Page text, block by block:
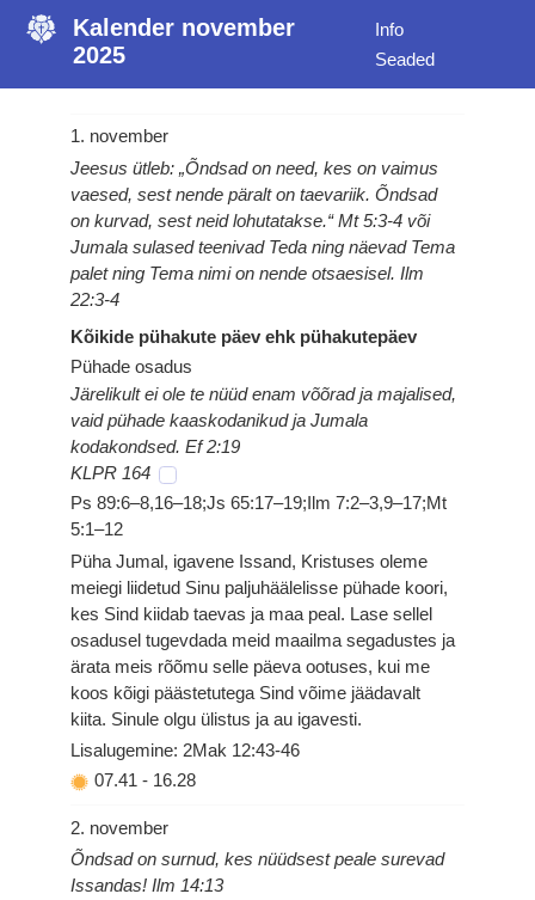
Kalender november
2025
Info
Seaded
1. november
Jeesus ütleb: „Õndsad on need, kes on vaimus
vaesed, sest nende päralt on taevariik. Õndsad
on kurvad, sest neid lohutatakse.“ Mt 5:3-4 või
Jumala sulased teenivad Teda ning näevad Tema
palet ning Tema nimi on nende otsaesisel. Ilm
22:3-4
Kõikide pühakute päev ehk pühakutepäev
Pühade osadus
Järelikult ei ole te nüüd enam võõrad ja majalised,
vaid pühade kaaskodanikud ja Jumala
kodakondsed. Ef 2:19
KLPR 164
Ps 89:6–8,16–18;Js 65:17–19;Ilm 7:2–3,9–17;Mt
5:1–12
Püha Jumal, igavene Issand, Kristuses oleme
meiegi liidetud Sinu paljuhäälelisse pühade koori,
kes Sind kiidab taevas ja maa peal. Lase sellel
osadusel tugevdada meid maailma segadustes ja
ärata meis rõõmu selle päeva ootuses, kui me
koos kõigi päästetutega Sind võime jäädavalt
kiita. Sinule olgu ülistus ja au igavesti.
Lisalugemine: 2Mak 12:43-46
07.41 - 16.28
2. november
Õndsad on surnud, kes nüüdsest peale surevad
Issandas! Ilm 14:13